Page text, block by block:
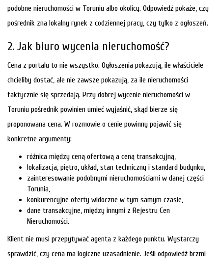
podobne nieruchomości w Toruniu albo okolicy. Odpowiedź pokaże, czy
pośrednik zna lokalny rynek z codziennej pracy, czy tylko z ogłoszeń.
2. Jak biuro wycenia nieruchomość?
Cena z portalu to nie wszystko. Ogłoszenia pokazują, ile właściciele
chcieliby dostać, ale nie zawsze pokazują, za ile nieruchomości
faktycznie się sprzedają. Przy dobrej wycenie nieruchomości w
Toruniu pośrednik powinien umieć wyjaśnić, skąd bierze się
proponowana cena. W rozmowie o cenie powinny pojawić się
konkretne argumenty:
różnica między ceną ofertową a ceną transakcyjną,
lokalizacja, piętro, układ, stan techniczny i standard budynku,
zainteresowanie podobnymi nieruchomościami w danej części
Torunia,
konkurencyjne oferty widoczne w tym samym czasie,
dane transakcyjne, między innymi z Rejestru Cen
Nieruchomości.
Klient nie musi przepytywać agenta z każdego punktu. Wystarczy
sprawdzić, czy cena ma logiczne uzasadnienie. Jeśli odpowiedź brzmi